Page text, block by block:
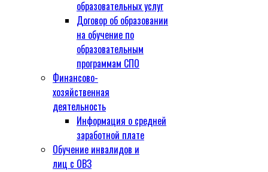
образовательных услуг
Договор об образовании
на обучение по
образовательным
программам СПО
Финансово-
хозяйственная
деятельность
Информация о средней
заработной плате
Обучение инвалидов и
лиц с ОВЗ